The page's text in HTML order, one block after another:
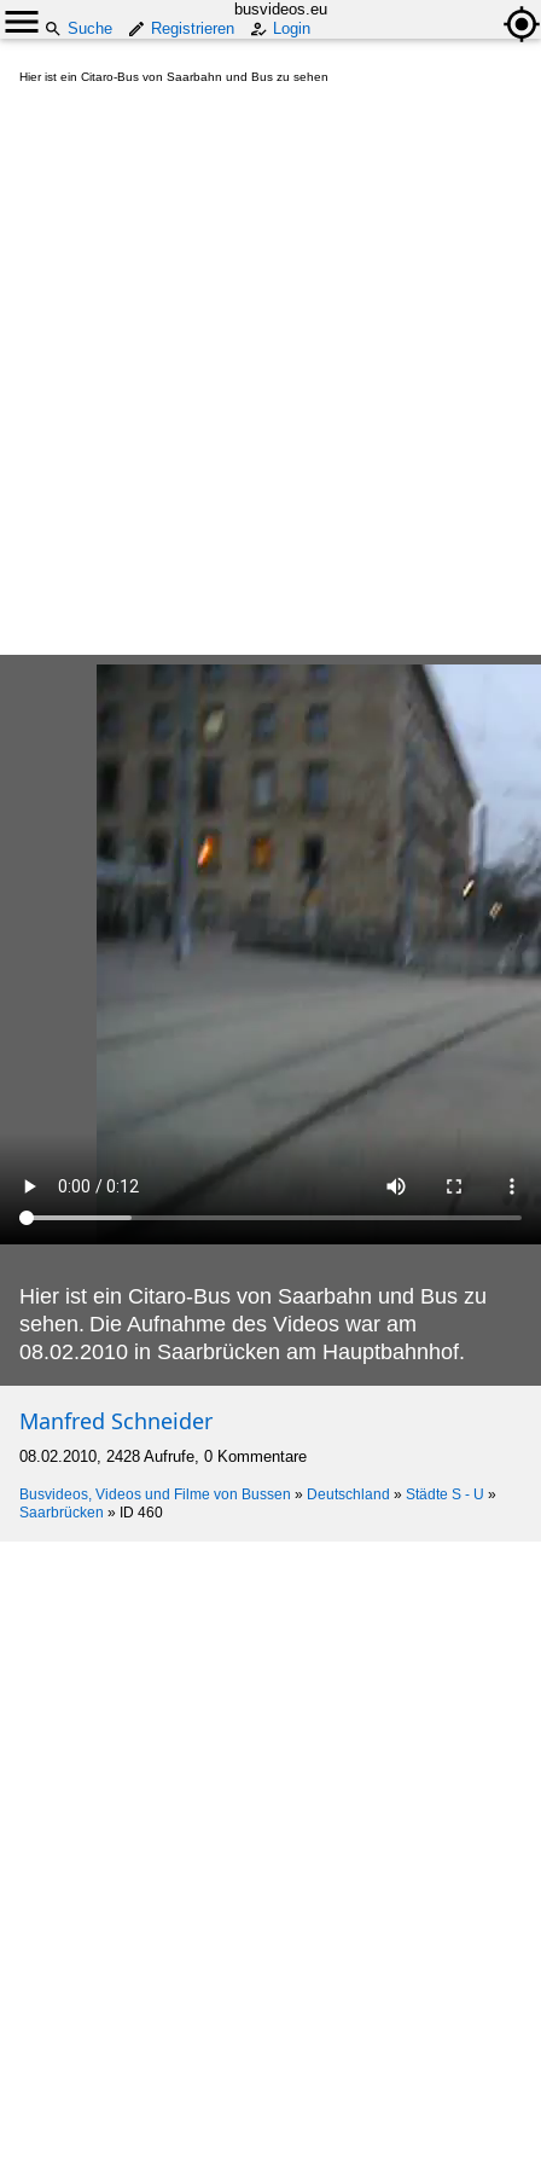
busvideos.eu
Suche
Registrieren Login
Hier ist ein Citaro-Bus von Saarbahn und Bus zu sehen
Hier ist ein Citaro-Bus von Saarbahn und Bus zu
sehen. Die Aufnahme des Videos war am
08.02.2010 in Saarbrücken am Hauptbahnhof.
Manfred Schneider
08.02.2010, 2428 Aufrufe, 0 Kommentare
Busvideos, Videos und Filme von Bussen » Deutschland » Städte S - U »
Saarbrücken » ID 460